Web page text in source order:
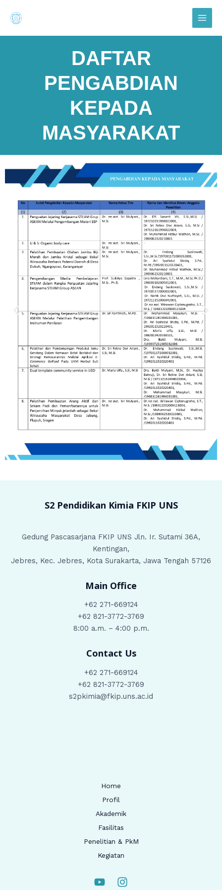
Main
Menu
DAFTAR
PENGABDIAN
KEPADA
MASYARAKAT
S2 Pendidikan Kimia FKIP UNS
Gedung Pascasarjana FKIP UNS Jln. Ir. Sutami 36A,
Kentingan,
Jebres, Kec. Jebres, Kota Surakarta, Jawa Tengah 57126
Main Office
+62 271-669124
+62 821-3772-3769
8:00 a.m. – 4:00 p.m.
Contact Us
+62 271-669124
+62 821-3772-3769
s2pkimia@fkip.uns.ac.id
Home
Profil
Akademik
Fasilitas
Penelitian & PkM
Kegiatan